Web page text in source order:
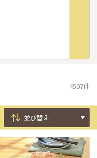
4507件